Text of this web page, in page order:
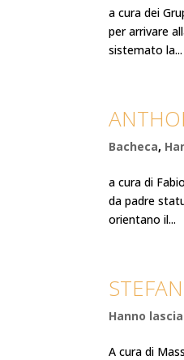
a cura dei
per arrivare
sistemato la...
Bacheca,
a cura di
da padre
orientano il...
Hanno
A cura di